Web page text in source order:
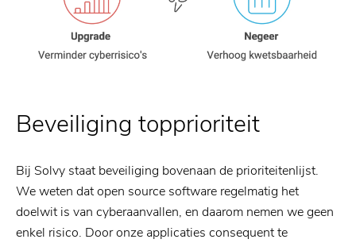
Beveiliging topprioriteit
Bij Solvy staat beveiliging bovenaan de prioriteitenlijst.
We weten dat open source software regelmatig het
doelwit is van cyberaanvallen, en daarom nemen we geen
enkel risico. Door onze applicaties consequent te